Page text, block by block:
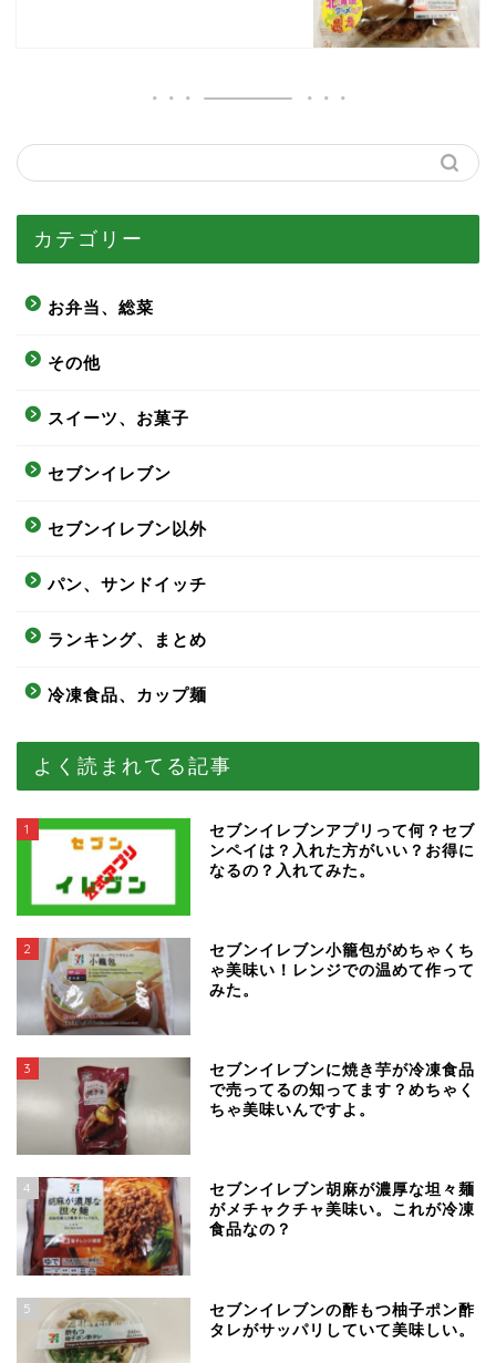
カテゴリー
お弁当、総菜
その他
スイーツ、お菓子
セブンイレブン
セブンイレブン以外
パン、サンドイッチ
ランキング、まとめ
冷凍食品、カップ麺
よく読まれてる記事
1
セブンイレブンアプリって何？セブ
ンペイは？入れた方がいい？お得に
なるの？入れてみた。
2
セブンイレブン小籠包がめちゃくち
ゃ美味い！レンジでの温めて作って
みた。
3
セブンイレブンに焼き芋が冷凍食品
で売ってるの知ってます？めちゃく
ちゃ美味いんですよ。
4
セブンイレブン胡麻が濃厚な坦々麺
がメチャクチャ美味い。これが冷凍
食品なの？
5
セブンイレブンの酢もつ柚子ポン酢
タレがサッパリしていて美味しい。